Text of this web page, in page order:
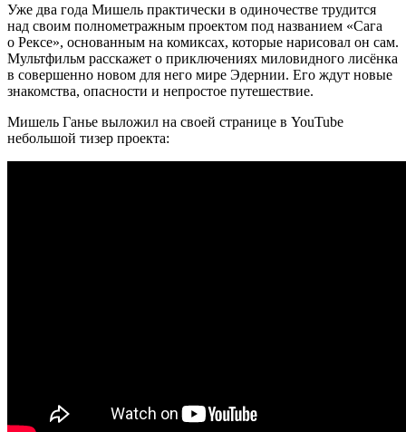
Уже два года Мишель практически в одиночестве трудится
над своим полнометражным проектом под названием «Сага
о Рексе», основанным на комиксах, которые нарисовал он сам.
Мультфильм расскажет о приключениях миловидного лисёнка
в совершенно новом для него мире Эдернии. Его ждут новые
знакомства, опасности и непростое путешествие.
Мишель Ганье выложил на своей странице в YouTube
небольшой тизер проекта: